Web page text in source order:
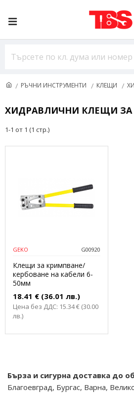
РЪЧНИ ИНСТРУМЕНТИ КЛЕЩИ
ХИДРАВЛИЧНИ КЛЕЩИ ЗА
Бърза и сигурна доставка до
Благоевград, Бургас, Варна,
1-1 от 1 (1 стр.)
GEKO G00920
Клещи за кримпване/
кербоване на кабели 6-
50мм
18.41 € (36.01 лв.)
Цена без ДДС: 15.34 € (30.00
лв.)